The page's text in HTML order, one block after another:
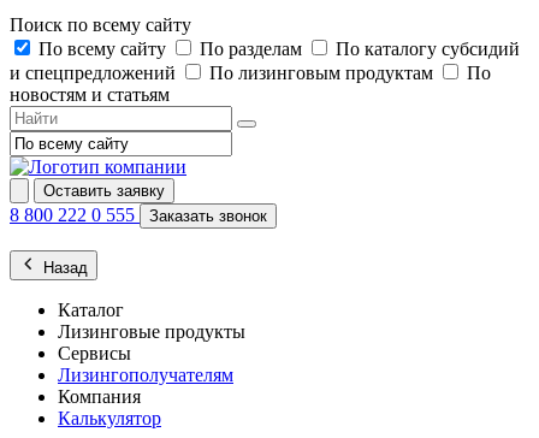
Поиск по всему сайту
По всему сайту
По разделам
По каталогу субсидий
и спецпредложений
По лизинговым продуктам
По
новостям и статьям
Оставить заявку
8 800 222 0 555 Заказать звонок
Назад
Каталог
Лизинговые продукты
Сервисы
Лизингополучателям
Компания
Калькулятор